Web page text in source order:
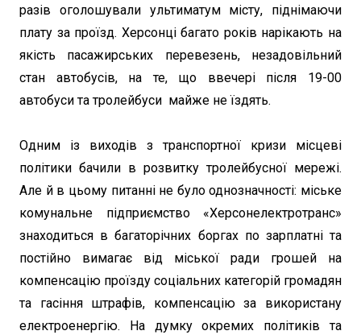
разів оголошували ультиматум місту, піднімаючи
плату за проїзд. Херсонці багато років нарікають на
якість пасажирських перевезень, незадовільний
стан автобусів, на те, що ввечері після 19-00
автобуси та тролейбуси майже не їздять.
Одним із виходів з транспортної кризи місцеві
політики бачили в розвитку тролейбусної мережі.
Але й в цьому питанні не було однозначності: міське
комунальне підприємство «Херсонелектротранс»
знаходиться в багаторічних боргах по зарплатні та
постійно вимагає від міської ради грошей на
компенсацію проїзду соціальних категорій громадян
та гасіння штрафів, компенсацію за використану
електроенергію. На думку окремих політиків та